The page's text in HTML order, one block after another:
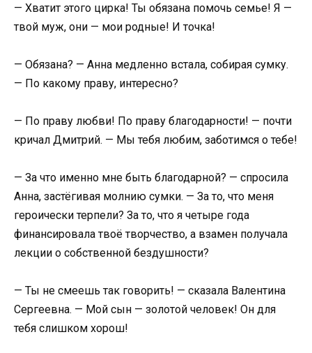
— Хватит этого цирка! Ты обязана помочь семье! Я —
твой муж, они — мои родные! И точка!
— Обязана? — Анна медленно встала, собирая сумку.
— По какому праву, интересно?
— По праву любви! По праву благодарности! — почти
кричал Дмитрий. — Мы тебя любим, заботимся о тебе!
— За что именно мне быть благодарной? — спросила
Анна, застёгивая молнию сумки. — За то, что меня
героически терпели? За то, что я четыре года
финансировала твоё творчество, а взамен получала
лекции о собственной бездушности?
— Ты не смеешь так говорить! — сказала Валентина
Сергеевна. — Мой сын — золотой человек! Он для
тебя слишком хорош!